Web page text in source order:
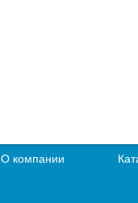
О компании